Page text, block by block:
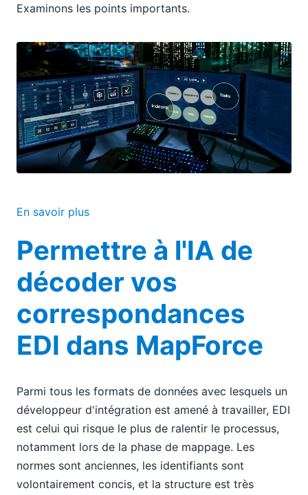
Examinons les points importants.
En savoir plus
Permettre à l'IA de
décoder vos
correspondances
EDI dans MapForce
Parmi tous les formats de données avec lesquels un
développeur d'intégration est amené à travailler, EDI
est celui qui risque le plus de ralentir le processus,
notamment lors de la phase de mappage. Les
normes sont anciennes, les identifiants sont
volontairement concis, et la structure est très